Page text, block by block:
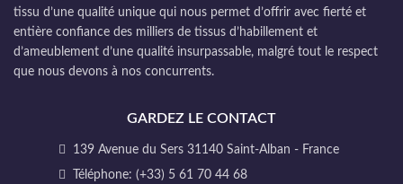
tissu d’une qualité unique qui nous permet d’offrir avec fierté et
entière confiance des milliers de tissus d’habillement et
d’ameublement d’une qualité insurpassable, malgré tout le respect
que nous devons à nos concurrents.
GARDEZ LE CONTACT
139 Avenue du Sers 31140 Saint-Alban - France
Téléphone: (+33) 5 61 70 44 68